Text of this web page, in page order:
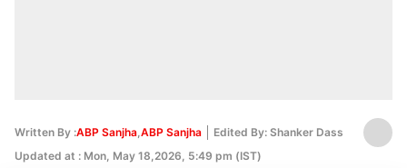
Written By :ABP Sanjha,ABP Sanjha
Edited By: Shanker Dass
Updated at : Mon, May 18,2026, 5:49 pm (IST)